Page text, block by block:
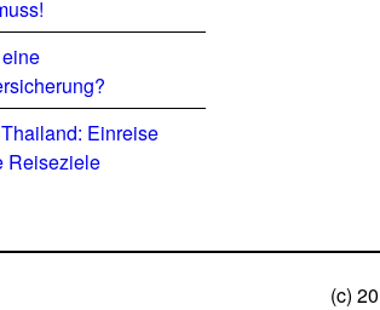
Einreise
Reiseziele
(c)